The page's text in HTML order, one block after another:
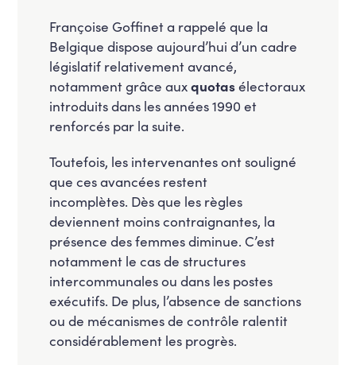
Françoise Goffinet a rappelé que la
Belgique dispose aujourd’hui d’un cadre
législatif relativement avancé,
notamment grâce auxquotasélectoraux
introduits dans les années 1990 et
renforcés par la suite.
Toutefois, les intervenantes ont souligné
que ces avancées restent
incomplètes. Dès que les règles
deviennent moins contraignantes, la
présence des femmes diminue. C’est
notamment le cas de structures
intercommunales ou dans les postes
exécutifs. De plus, l’absence de sanctions
ou de mécanismes de contrôle ralentit
considérablement les progrès.